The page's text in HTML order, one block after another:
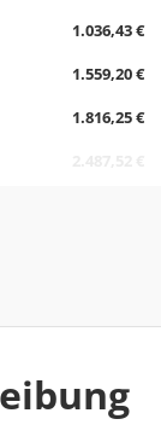
1.036,43 €
1.559,20 €
1.816,25 €